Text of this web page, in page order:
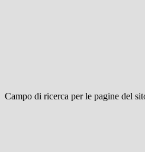
Campo di ricerca per le pagine del